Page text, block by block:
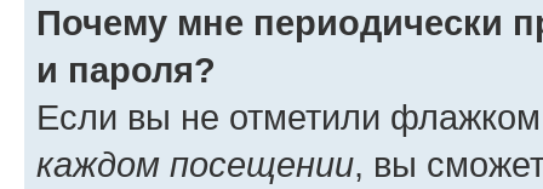
Почему мне периодически
и пароля?
Если вы не отметили
каждом посещении, вы